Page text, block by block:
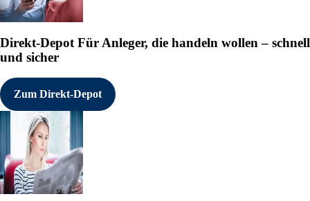
Direkt-Depot Für Anleger, die handeln wollen – schnell
und sicher
Zum Direkt-Depot